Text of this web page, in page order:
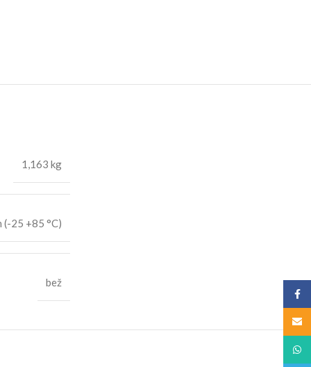
1,163 kg
25 +85 °C)
bež
Email